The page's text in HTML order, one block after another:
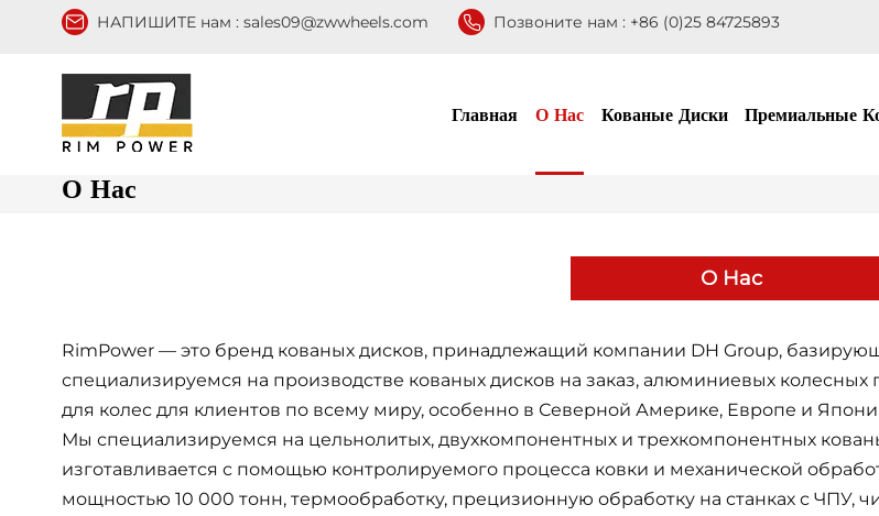
НАПИШИТЕ нам : sales09@zwwheels.com Позвоните нам : +86 (0)25 84725893
Главная О Нас Кованые Диски Премиальные
О Нас
О Нас
RimPower — это бренд кованых дисков, принадлежащий компании DH Group,
специализируемся на производстве кованых дисков на заказ, алюминиевых колесных
для колес для клиентов по всему миру, особенно в Северной Америке, Европе и
Мы специализируемся на цельнолитых, двухкомпонентных и трехкомпонентных
изготавливается с помощью контролируемого процесса ковки и механической
мощностью 10 000 тонн, термообработку, прецизионную обработку на станках с ЧПУ,